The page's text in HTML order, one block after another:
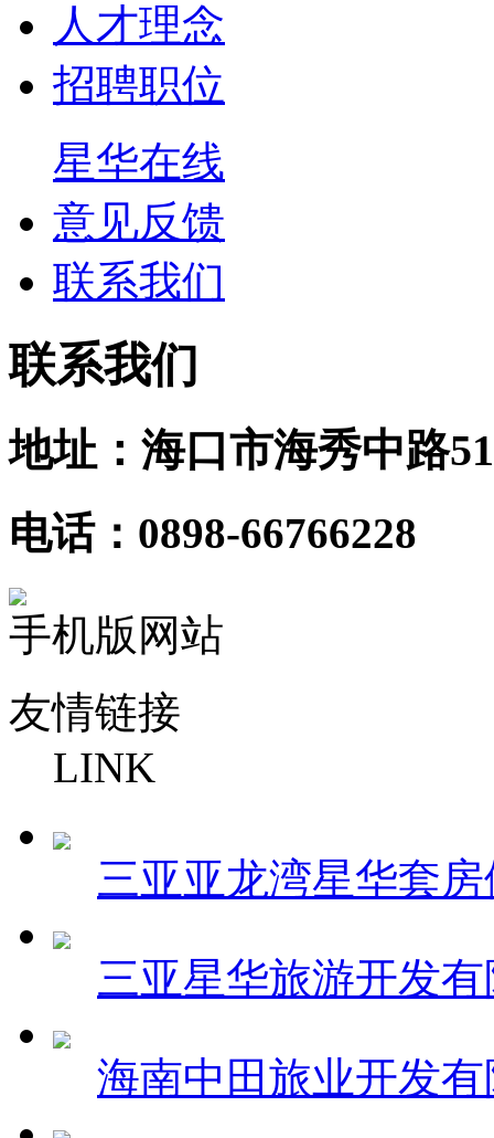
人才理念
招聘职位
星华在线
意见反馈
联系我们
联系我们
地址：海口市海秀中路
电话：0898-66766228
手机版网站
友情链接
LINK
三亚亚龙湾星华套
三亚星华旅游开发
海南中田旅业开发